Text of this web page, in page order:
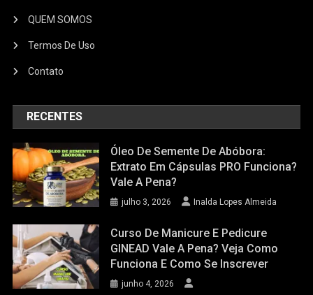
QUEM SOMOS
Termos De Uso
Contato
RECENTES
Óleo De Semente De Abóbora:
Extrato Em Cápsulas PRO Funciona?
Vale A Pena?
julho 3, 2026 Inalda Lopes Almeida
Curso De Manicure E Pedicure
GINEAD Vale A Pena? Veja Como
Funciona E Como Se Inscrever
junho 4, 2026